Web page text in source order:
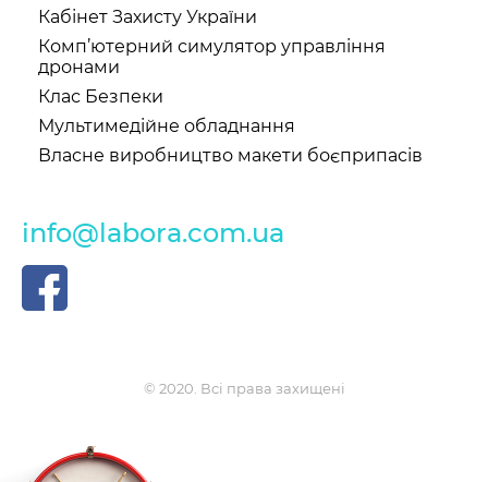
Кабінет Захисту України
Комп’ютерний симулятор управління
дронами
Клас Безпеки
Мультимедійне обладнання
Власне виробництво макети боєприпасів
info@labora.com.ua
© 2020. Всі права захищені